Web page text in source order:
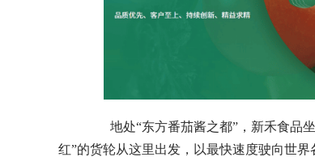
地处“东方番茄酱之都”，新禾食品坐
红”的货轮从这里出发，以最快速度驶向世